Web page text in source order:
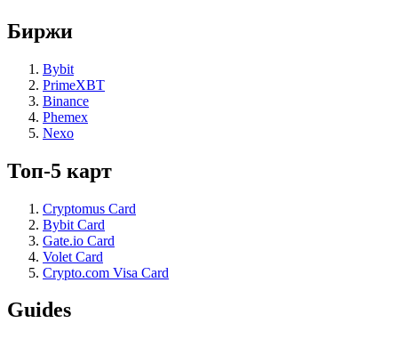
Биржи
Bybit
PrimeXBT
Binance
Phemex
Nexo
Топ-5 карт
Cryptomus Card
Bybit Card
Gate.io Card
Volet Card
Crypto.com Visa Card
Guides